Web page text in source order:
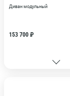
Диван модульный
153 700 ₽